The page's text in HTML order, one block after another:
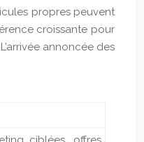
propres peuvent
croissante pour
annoncée des